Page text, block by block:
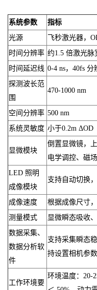
系统参数
指标
光源
飞秒激光器，
时间分辨率 约1.5 倍激光
时间延迟线 0-4 ns，40fs 分
探测波长范
围
470-1000 nm
空间分辨率 500 nm
系统灵敏度 小于0.2m ΔOD
显微模块
倒置显微镜，
电学调控、磁
LED 照明
成像模块
支持自动切换
成像速度
根据成像尺寸
测量模式
显微瞬态吸收
数据采集、
数据分析软
件
支持采集瞬态
持设置相机参
工作环境要
环境温度：20-